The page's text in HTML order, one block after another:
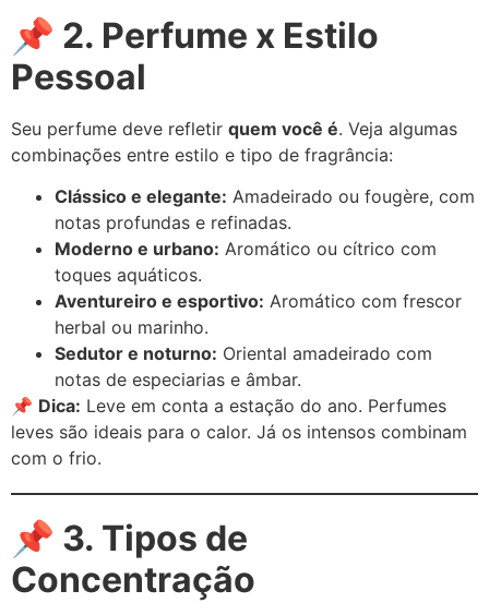
📌 2. Perfume x Estilo
Pessoal
Seu perfume deve refletir quem você é. Veja algumas
combinações entre estilo e tipo de fragrância:
Clássico e elegante: Amadeirado ou fougère, com
notas profundas e refinadas.
Moderno e urbano: Aromático ou cítrico com
toques aquáticos.
Aventureiro e esportivo: Aromático com frescor
herbal ou marinho.
Sedutor e noturno: Oriental amadeirado com
notas de especiarias e âmbar.
📌 Dica: Leve em conta a estação do ano. Perfumes
leves são ideais para o calor. Já os intensos combinam
com o frio.
📌 3. Tipos de
Concentração